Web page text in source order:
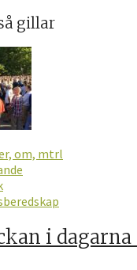
gillar
om, mtrl
i